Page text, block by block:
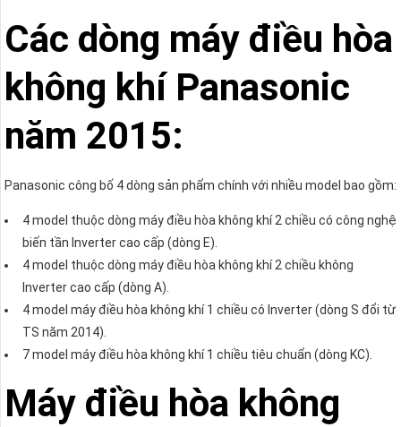
Các dòng máy điều hòa
không khí Panasonic
năm 2015:
Panasonic công bố 4 dòng sản phẩm chính với nhiều model bao gồm:
4 model thuộc dòng máy điều hòa không khí 2 chiều có công nghệ
biến tần Inverter cao cấp (dòng E).
4 model thuộc dòng máy điều hòa không khí 2 chiều không
Inverter cao cấp (dòng A).
4 model máy điều hòa không khí 1 chiều có Inverter (dòng S đổi từ
TS năm 2014).
7 model máy điều hòa không khí 1 chiều tiêu chuẩn (dòng KC).
Máy điều hòa không